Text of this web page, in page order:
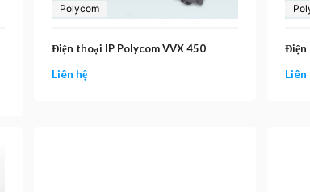
Polycom
Điện thoại IP Polycom VVX 450
Liên hệ
Điện
Liên